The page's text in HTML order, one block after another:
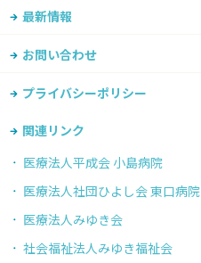
最新情報
お問い合わせ
プライバシーポリシー
関連リンク
医療法人平成会 小島病院
医療法人社団ひよし会 東口病院
医療法人みゆき会
社会福祉法人みゆき福祉会